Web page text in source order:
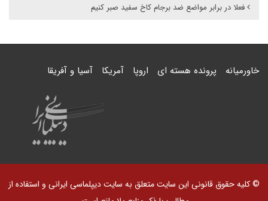
فعلا در برابر مواضع ضد برجام کاخ سفید صبر کنیم
خاورمیانه پرونده هسته ای اروپا آمریکا آسیا و آفریقا
© کلیه حقوق قانونی این سایت متعلق به سایت دیپلماسی ایرانی و استفاده از